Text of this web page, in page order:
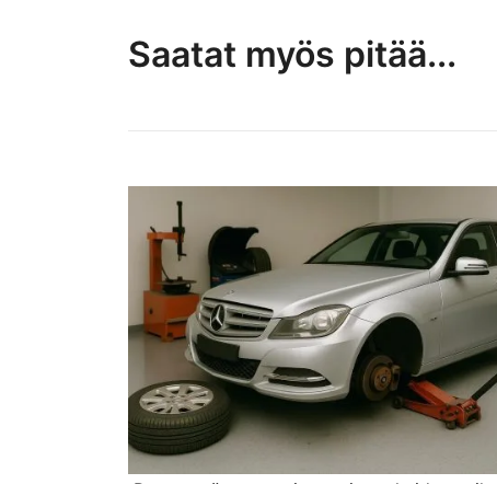
Saatat myös pitää...